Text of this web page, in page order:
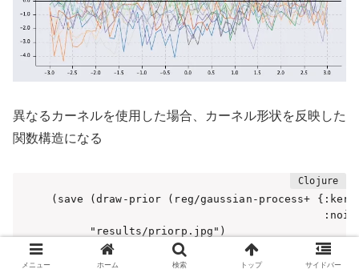
異なるカーネルを使用した場合、カーネル形状を反映した
関数構造になる
(save (draw-prior (reg/gaussian-process+
      "results/priorp.jpg")
メニュー ホーム 検索 トップ サイドバー